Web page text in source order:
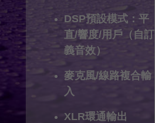
DSP預設模式：平
直/響度/用戶（自訂
義音效）
麥克風/線路複合輸
入
XLR環通輸出